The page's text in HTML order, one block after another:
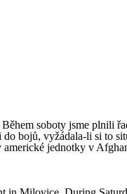
soboty jsme plnili
bojů, vyžádala-li si to
jednotky v